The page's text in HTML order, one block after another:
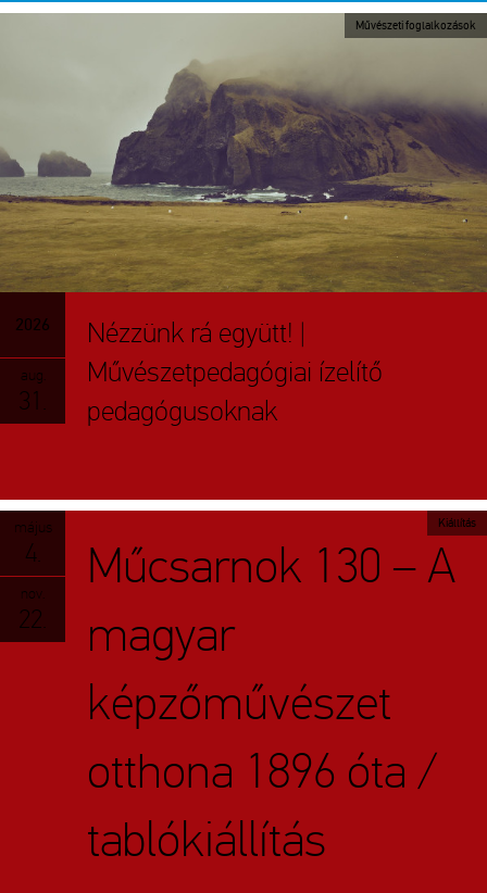
2026
aug.
31.
Nézzünk rá együtt! |
Művészetpedagógiai ízelítő
pedagógusoknak
Művészeti foglalkozások
május
4.
nov.
22.
Műcsarnok 130 – A
magyar
képzőművészet
otthona 1896 óta /
tablókiállítás
Kiállítás